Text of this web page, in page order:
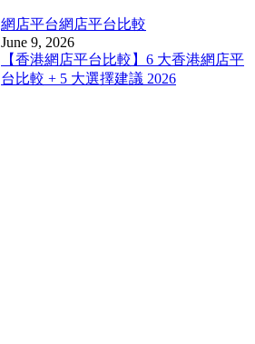
網店平台網店平台比較
June 9, 2026
【香港網店平台比較】6 大香港網店平
台比較 + 5 大選擇建議 2026